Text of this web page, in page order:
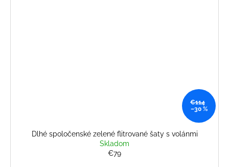
€114
–30 %
Dlhé spoločenské zelené flitrované šaty s volánmi
Skladom
€79